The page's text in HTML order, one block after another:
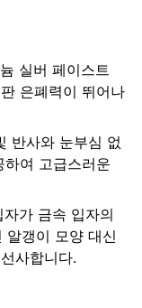
실버 페이스트
은폐력이 뛰어나
반사와 눈부심 없
여 고급스러운
가 금속 입자의
알갱이 모양 대신
사합니다.